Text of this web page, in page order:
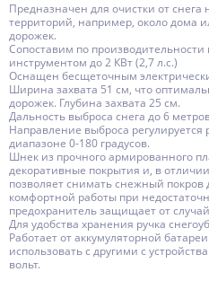
Предназначен для очистки от
территорий, например, около дома
дорожек.
Сопоставим по
инструментом до 2 КВт (2,7 л.с.)
Оснащен бесщеточным
Ширина захвата 51 см, что
дорожек. Глубина захвата 25 см.
Дальность выброса снега до 6
Направление выброса регулируется
диапазоне 0-180 градусов.
Шнек из прочного армированного
декоративные покрытия и, в
позволяет снимать снежный
комфортной работы при
предохранитель защищает от
Для удобства хранения ручка
Работает от аккумуляторной
использовать с другими с
вольт.